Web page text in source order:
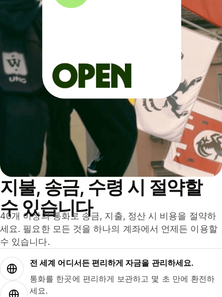
지불, 송금, 수령 시 절약할
수 있습니다
40개 이상의 통화로 송금, 지출, 정산 시 비용을 절약하
세요. 필요한 모든 것을 하나의 계좌에서 언제든 이용할
수 있습니다.
전 세계 어디서든 편리하게 자금을 관리하세요.
통화를 한곳에 편리하게 보관하고 몇 초 만에 환전하
세요.